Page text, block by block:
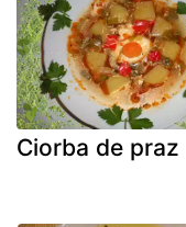
Ciorba de praz